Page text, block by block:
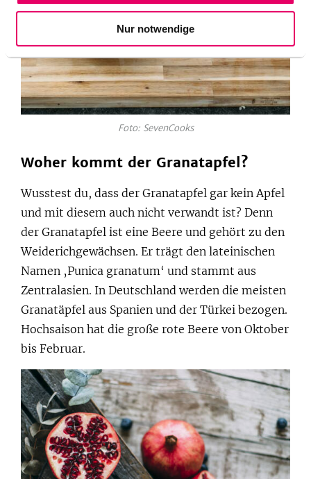
Nur notwendige
Foto: SevenCooks
Woher kommt der Granatapfel?
Wusstest du, dass der Granatapfel gar kein Apfel
und mit diesem auch nicht verwandt ist? Denn
der Granatapfel ist eine Beere und gehört zu den
Weiderichgewächsen. Er trägt den lateinischen
Namen ‚Punica granatum‘ und stammt aus
Zentralasien. In Deutschland werden die meisten
Granatäpfel aus Spanien und der Türkei bezogen.
Hochsaison hat die große rote Beere von Oktober
bis Februar.